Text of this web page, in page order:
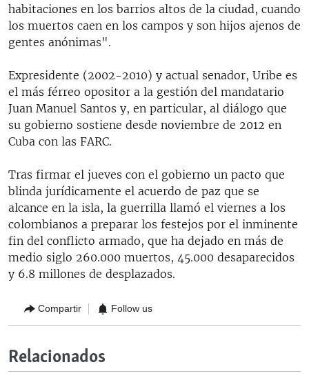
habitaciones en los barrios altos de la ciudad, cuando
los muertos caen en los campos y son hijos ajenos de
gentes anónimas".
Expresidente (2002-2010) y actual senador, Uribe es
el más férreo opositor a la gestión del mandatario
Juan Manuel Santos y, en particular, al diálogo que
su gobierno sostiene desde noviembre de 2012 en
Cuba con las FARC.
Tras firmar el jueves con el gobierno un pacto que
blinda jurídicamente el acuerdo de paz que se
alcance en la isla, la guerrilla llamó el viernes a los
colombianos a preparar los festejos por el inminente
fin del conflicto armado, que ha dejado en más de
medio siglo 260.000 muertos, 45.000 desaparecidos
y 6.8 millones de desplazados.
Compartir Follow us
Relacionados